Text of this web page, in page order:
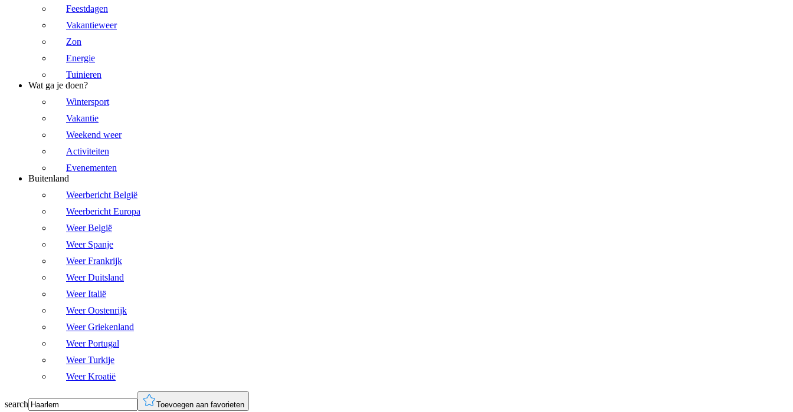
Feestdagen
Vakantieweer
Zon
Energie
Tuinieren
Wat ga je doen?
Wintersport
Vakantie
Weekend weer
Activiteiten
Evenementen
Buitenland
Weerbericht België
Weerbericht Europa
Weer België
Weer Spanje
Weer Frankrijk
Weer Duitsland
Weer Italië
Weer Oostenrijk
Weer Griekenland
Weer Portugal
Weer Turkije
Weer Kroatië
search Toevoegen aan favorieten